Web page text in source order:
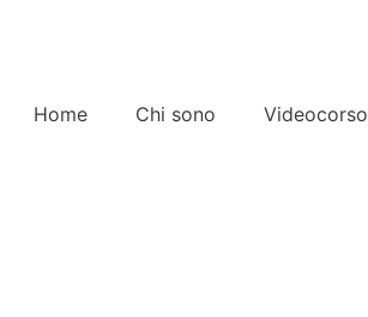
Home Chi sono Videocorso